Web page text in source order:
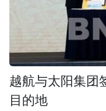
越航与太阳集团
目的地